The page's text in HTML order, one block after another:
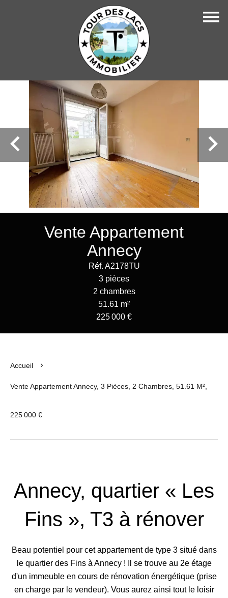
Vente Appartement
Annecy
Réf. A2178TU
3 pièces
2 chambres
51.61 m²
225 000 €
Accueil
Vente Appartement Annecy, 3 Pièces, 2 Chambres, 51.61 M²,
225 000 €
Annecy, quartier « Les
Fins », T3 à rénover
Beau potentiel pour cet appartement de type 3 situé dans
le quartier des Fins à Annecy ! Il se trouve au 2e étage
d'un immeuble en cours de rénovation énergétique (prise
en charge par le vendeur). Vous aurez ainsi tout le loisir